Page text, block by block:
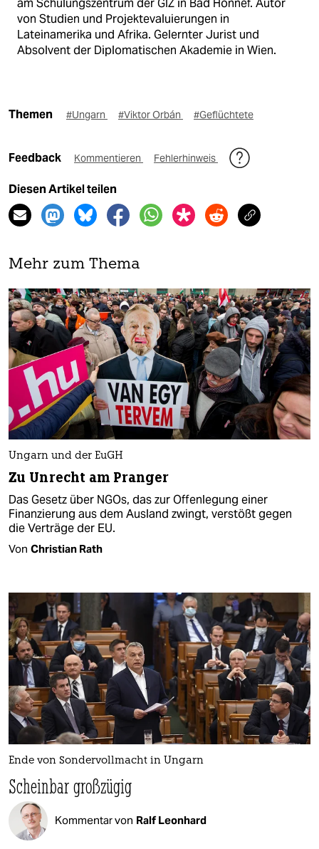
am Schulungszentrum der GIZ in Bad Honnef. Autor
von Studien und Projektevaluierungen in
Lateinamerika und Afrika. Gelernter Jurist und
Absolvent der Diplomatischen Akademie in Wien.
Themen #Ungarn #Viktor Orbán #Geflüchtete
Feedback Kommentieren Fehlerhinweis
Diesen Artikel teilen
Mehr zum Thema
Ungarn und der EuGH
Zu Unrecht am Pranger
Das Gesetz über NGOs, das zur Offenlegung einer
Finanzierung aus dem Ausland zwingt, verstößt gegen
die Verträge der EU.
Von Christian Rath
Ende von Sondervollmacht in Ungarn
Scheinbar großzügig
Kommentar von Ralf Leonhard